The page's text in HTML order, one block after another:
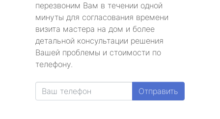
перезвоним Вам в течении одной
минуты для согласования времени
визита мастера на дом и более
детальной консультации решения
Вашей проблемы и стоимости по
телефону.
Отправить